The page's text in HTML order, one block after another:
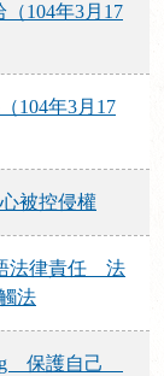
104年3月17
104年3月17
被控侵權
法律責任 法
法
保護自己